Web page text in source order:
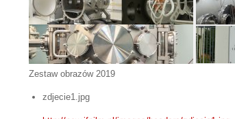
Zestaw obrazów 2019
zdjecie1.jpg